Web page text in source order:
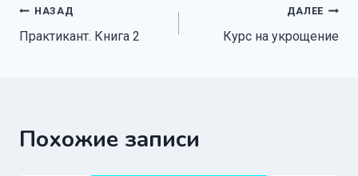
Навигация
по
НАЗАД
Практикант. Книга 2
ДАЛЕЕ
Курс на укрощение
Похожие записи